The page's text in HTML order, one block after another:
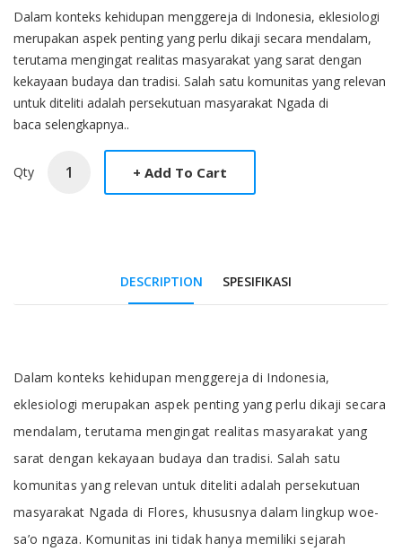
Product Overview
Dalam konteks kehidupan menggereja di Indonesia, eklesiologi
merupakan aspek penting yang perlu dikaji secara mendalam,
terutama mengingat realitas masyarakat yang sarat dengan
kekayaan budaya dan tradisi. Salah satu komunitas yang relevan
untuk diteliti adalah persekutuan masyarakat Ngada di
baca selengkapnya..
Qty
DESCRIPTION SPESIFIKASI
Tab Article
Dalam konteks kehidupan menggereja di Indonesia,
eklesiologi merupakan aspek penting yang perlu dikaji secara
mendalam, terutama mengingat realitas masyarakat yang
sarat dengan kekayaan budaya dan tradisi. Salah satu
komunitas yang relevan untuk diteliti adalah persekutuan
masyarakat Ngada di Flores, khususnya dalam lingkup woe-
sa’o ngaza. Komunitas ini tidak hanya memiliki sejarah